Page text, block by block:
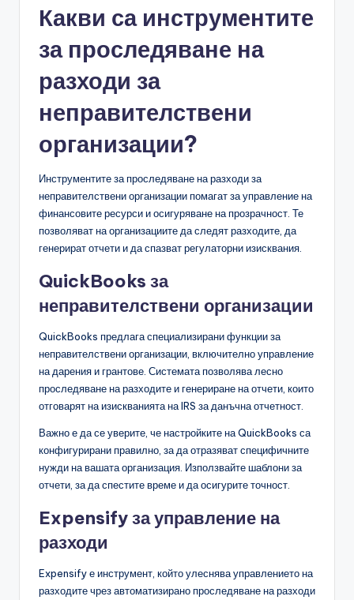
Какви са инструментите
за проследяване на
разходи за
неправителствени
организации?
Инструментите за проследяване на разходи за
неправителствени организации помагат за управление на
финансовите ресурси и осигуряване на прозрачност. Те
позволяват на организациите да следят разходите, да
генерират отчети и да спазват регулаторни изисквания.
QuickBooks за
неправителствени организации
QuickBooks предлага специализирани функции за
неправителствени организации, включително управление
на дарения и грантове. Системата позволява лесно
проследяване на разходите и генериране на отчети, които
отговарят на изискванията на IRS за данъчна отчетност.
Важно е да се уверите, че настройките на QuickBooks са
конфигурирани правилно, за да отразяват специфичните
нужди на вашата организация. Използвайте шаблони за
отчети, за да спестите време и да осигурите точност.
Expensify за управление на
разходи
Expensify е инструмент, който улеснява управлението на
разходите чрез автоматизирано проследяване на разходи